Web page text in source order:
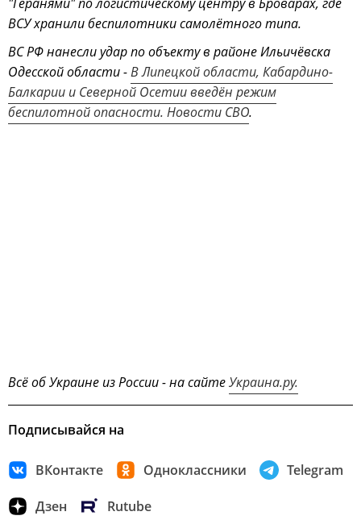
ВСУ хранили беспилотники самолётного типа.
ВС РФ нанесли удар по объекту в районе Ильичёвска
Одесской области -В Липецкой области, Кабардино-
Балкарии и Северной Осетии введён режим
беспилотной опасности. Новости СВО.
Всё об Украине из России - на сайтеУкраина.ру.
Подписывайся на
ВКонтакте Одноклассники Telegram
Дзен Rutube